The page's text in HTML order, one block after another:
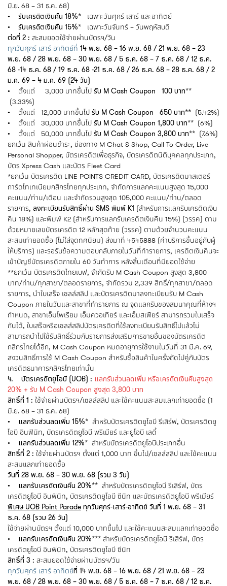
มิ.ย. 68 – 31 ธ.ค. 68)
• รับเครดิตเงินคืน 18%*
เฉพาะวันศุกร์ เสาร์ และอาทิตย์
• รับเครดิตเงินคืน 15%*
เฉพาะวันจันทร์ – วันพฤหัสบดี
ต่อที่ 2 : สะสมยอดใช้จ่ายผ่านบัตรฯ/วัน
ทุกวันศุกร์ เสาร์ อาทิตย์ที่ 14 พ.ย. 68 – 16 พ.ย. 68 / 21 พ.ย. 68 – 23
พ.ย. 68 / 28 พ.ย. 68 – 30 พ.ย. 68 / 5 ธ.ค. 68 – 7 ธ.ค. 68 / 12 ธ.ค.
68 -14 ธ.ค. 68 / 19 ธ.ค. 68 -21 ธ.ค. 68 / 26 ธ.ค. 68 – 28 ธ.ค. 68 / 2
ม.ค. 69 – 4 ม.ค. 69 (24 วัน)
• ตั้งแต่ 3,000 บาทขึ้นไป รับ M Cash Coupon 100 บาท**
(3.33%)
• ตั้งแต่ 12,000 บาทขึ้นไป รับ M Cash Coupon 650 บาท** (5.42%)
• ตั้งแต่ 30,000 บาทขึ้นไป รับ M Cash Coupon 1,800 บาท** (6%)
• ตั้งแต่ 50,000 บาทขึ้นไป รับ M Cash Coupon 3,800 บาท** (7.6%)
ยกเว้น สินค้าผ่อนชำระ, ช่องทาง M Chat & Shop, Call To Order, Live
Personal Shopper, บัตรเครดิตเพื่อธุรกิจ, บัตรเครดิตนิติบุคคลทุกประเภท,
บัตร Xpress Cash และบัตร Fleet Card
*ยกเว้น บัตรเครดิต LINE POINTS CREDIT CARD, บัตรเครดิตมาสเตอร์
การ์ดไทเทเนียมกสิกรไทยทุกประเภท, จำกัดการแลกคะแนนสูงสุด 15,000
คะแนน/ท่าน/เดือน และจำกัดรวมสูงสุด 105,000 คะแนน/ท่าน/ตลอด
รายการ, ลงทะเบียนรับสิทธิ์ผ่าน SMS พิมพ์ K1 (สำหรับการแลกรับเครดิตเงิน
คืน 18%) และพิมพ์ K2 (สำหรับการแลกรับเครดิตเงินคืน 15%) (วรรค) ตาม
ด้วยหมายเลขบัตรเครดิต 12 หลักสุดท้าย (วรรค) ตามด้วยจำนวนคะแนน
สะสมเท่ายอดซื้อ (ไม่ใส่จุดทศนิยม) ส่งมาที่ 4545888 (ค่าบริการขึ้นอยู่กับผู้
ให้บริการ) และรอรับข้อความตอบกลับภายในวันที่ทำรายการ, เครดิตเงินคืนจะ
เข้าบัญชีบัตรเครดิตภายใน 60 วันทำการ หลังสิ้นเดือนที่มียอดใช้จ่าย
**ยกเว้น บัตรเครดิตไทยเบฟ, จำกัดรับ M Cash Coupon สูงสุด 3,800
บาท/ท่าน/ทุกสาขา/ตลอดรายการ, จำกัดรวม 2,339 สิทธิ์/ทุกสาขา/ตลอด
รายการ, นำใบเสร็จ เซลล์สลิป และบัตรเครดิตมาลงทะเบียนรับ M Cash
Coupon ภายในวันและสาขาที่ทำรายการ ณ จุดแลกรับของสมนาคุณที่ห้างฯ
กำหนด, สาขาเอ็มโพเรียม เอ็มควอเทียร์ และเอ็มสเฟียร์ สามารถรวมใบเสร็จ
กันได้, ใบเสร็จหรือเซลส์สลิปบัตรเครดิตที่ใช้ลงทะเบียนรับสิทธิ์ไปแล้วไม่
สามารถนำไปใช้รับสิทธิ์ร่วมกับรายการส่งเสริมการขายอื่นของบัตรเครดิต
กสิกรไทยได้อีก, M Cash Coupon หมดอายุการใช้งานในวันที่ 31 มี.ค. 69,
สงวนสิทธิ์การใช้ M Cash Coupon สำหรับซื้อสินค้าในครั้งถัดไปคู่กับบัตร
เครดิตธนาคารกสิกรไทยเท่านั้น
4. บัตรเครดิตยูโอบี (UOB) : แลกรับส่วนลดเพิ่ม หรือเครดิตเงินคืนสูงสุด
20% + รับ M Cash Coupon สูงสุด 3,800 บาท
สิทธิ์ที่ 1 : ใช้จ่ายผ่านบัตรฯ/เซลล์สลิป และใช้คะแนนสะสมแลกเท่ายอดซื้อ (1
มิ.ย. 68 – 31 ธ.ค. 68)
• แลกรับส่วนลดเพิ่ม 15%* สำหรับบัตรเครดิตยูโอบี รีเสิร์ฟ, บัตรเครดิตยู
โอบี อินฟินิท, บัตรเครดิตยูโอบี พรีเมียร์ และยูโอบี เลดี้
• แลกรับส่วนลดเพิ่ม 12%* สำหรับบัตรเครดิตยูโอบีประเภทอื่น
สิทธิ์ที่ 2 : ใช้จ่ายผ่านบัตรฯ ตั้งแต่ 1,000 บาท ขึ้นไป/เซลล์สลิป และใช้คะแนน
สะสมแลกเท่ายอดซื้อ
วันที่ 28 พ.ย. 68 – 30 พ.ย. 68 (รวม 3 วัน)
• แลกรับเครดิตเงินคืน 20%** สำหรับบัตรเครดิตยูโอบี รีเสิร์ฟ, บัตร
เครดิตยูโอบี อินฟินิท, บัตรเครดิตยูโอบี ซีนิท และบัตรเครดิตยูโอบี พรีเมียร์
พิเศษ UOB Point Parade ทุกวันศุกร์-เสาร์-อาทิตย์ วันที่ 1 พ.ย. 68 – 31
ธ.ค. 68 (รวม 26 วัน)
ใช้จ่ายผ่านบัตรฯ ตั้งแต่ 10,000 บาทขึ้นไป และใช้คะแนนสะสมแลกเท่ายอดซื้อ
• แลกรับเครดิตเงินคืน 20%*** สำหรับบัตรเครดิตยูโอบี รีเสิร์ฟ, บัตร
เครดิตยูโอบี อินฟินิท, บัตรเครดิตยูโอบี ซีนิท
สิทธิ์ที่ 3 : สะสมยอดใช้จ่ายผ่านบัตรฯ/วัน
ทุกวันศุกร์ เสาร์ อาทิตย์ที่ 14 พ.ย. 68 – 16 พ.ย. 68 / 21 พ.ย. 68 – 23
พ.ย. 68 / 28 พ.ย. 68 – 30 พ.ย. 68 / 5 ธ.ค. 68 – 7 ธ.ค. 68 / 12 ธ.ค.